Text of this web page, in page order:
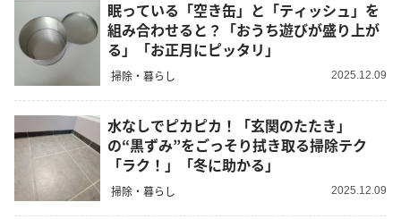
眠っている「空き缶」と「ティッシュ」を
組み合わせると？「おうち遊びが盛り上が
る」「お正月にピッタリ」
掃除・暮らし 2025.12.09
水なしでピカピカ！「玄関のたたき」
の“黒ずみ”をごっそり拭き取る掃除テク
「ラク！」「冬に助かる」
掃除・暮らし 2025.12.09